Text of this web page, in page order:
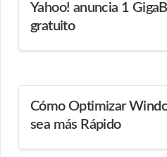
Yahoo! anuncia 1
gratuito
Cómo Optimizar
sea más Rápido